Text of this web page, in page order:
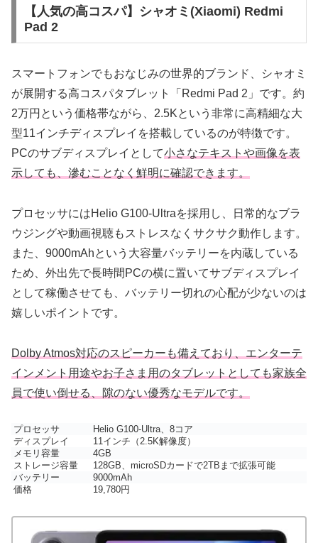
【人気の高コスパ】シャオミ(Xiaomi) Redmi
Pad 2
スマートフォンでもおなじみの世界的ブランド、シャオミ
が展開する高コスパタブレット「Redmi Pad 2」です。約
2万円という価格帯ながら、2.5Kという非常に高精細な大
型11インチディスプレイを搭載しているのが特徴です。
PCのサブディスプレイとして小さなテキストや画像を表
示しても、滲むことなく鮮明に確認できます。
プロセッサにはHelio G100-Ultraを採用し、日常的なブラ
ウジングや動画視聴もストレスなくサクサク動作します。
また、9000mAhという大容量バッテリーを内蔵している
ため、外出先で長時間PCの横に置いてサブディスプレイ
として稼働させても、バッテリー切れの心配が少ないのは
嬉しいポイントです。
Dolby Atmos対応のスピーカーも備えており、エンターテ
インメント用途やお子さま用のタブレットとしても家族全
員で使い倒せる、隙のない優秀なモデルです。
プロセッサ
Helio G100-Ultra、‎8コア
ディスプレイ
11インチ（2.5K解像度）
メモリ容量
4GB
ストレージ容量
128GB、microSDカードで2TBまで拡張可能
バッテリー
9000mAh
価格
19,780円